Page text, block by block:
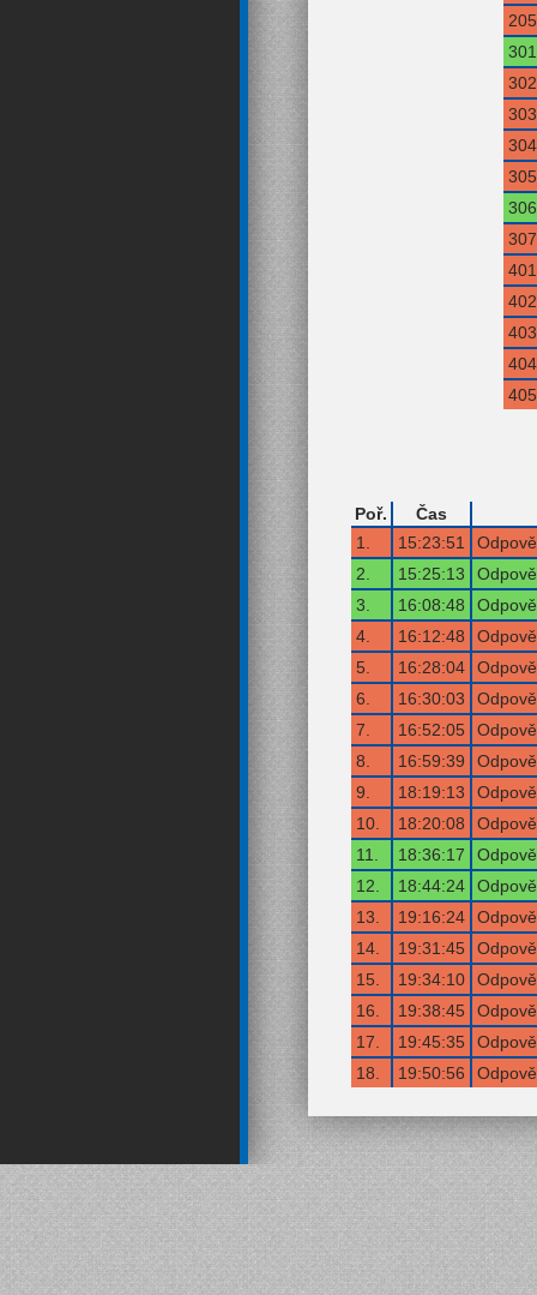
205
301
302
303
304
305
306
307
401
402
403
404
405
Poř.
Čas
1.
15:23:51
2.
15:25:13
3.
16:08:48
4.
16:12:48
5.
16:28:04
6.
16:30:03
7.
16:52:05
8.
16:59:39
9.
18:19:13
10.
18:20:08
11.
18:36:17
12.
18:44:24
13.
19:16:24
14.
19:31:45
15.
19:34:10
16.
19:38:45
17.
19:45:35
18.
19:50:56